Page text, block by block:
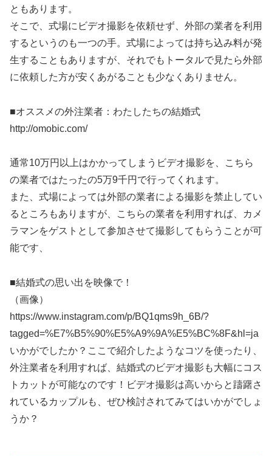
ともあります。
そこで、式場にビデオ撮影を依頼せず、外部の業者を利用
するというのも一つの手。式場によっては持ち込み料が発
生することもありますが、それでもトータルで見たら外部
に依頼した方が安くあがることも少なくありません。
■オススメの外注業者：わたしたちの結婚式
http://omobic.com/
通常10万円以上はかかってしまうビデオ撮影を、こちら
の業者ではたったの5万9千円で行ってくれます。
また、式場によっては外部の業者による撮影を禁止してい
るところもありますが、こちらの業者を利用すれば、カメ
ラマンをゲストとして参加させて撮影してもらうことが可
能です、
■結婚式の思い出を映像で！
（画像）
https://www.instagram.com/p/BQ1qms9h_6B/?
tagged=%E7%B5%90%E5%A9%9A%E5%BC%8F&hl=ja
いかがでしたか？ここで紹介したようなコツを使ったり、
外注業者を利用すれば、結婚式のビデオ撮影も大幅にコス
トカットが可能なのです！ビデオ撮影は高いからと躊躇さ
れているカップルも、ぜひ検討されてみてはいかがでしょ
うか？